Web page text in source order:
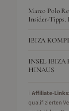
Marco Polo
Insider-Tipps.
IBIZA
INSEL IBIZA
HINAUS
ℹ️ Affiliate-Links:
qualifizierten